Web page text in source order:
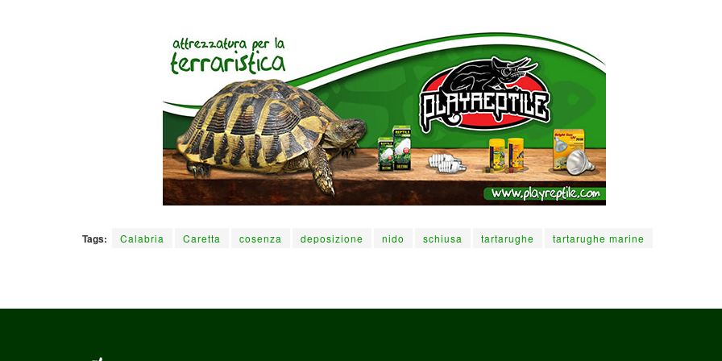
Tags: Calabria Caretta cosenza deposizione nido schiusa tartarughe tartarughe marine